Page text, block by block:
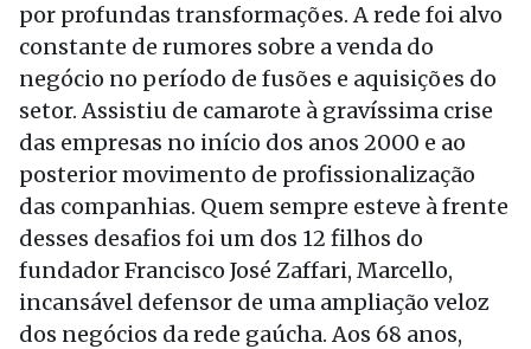
por profundas transformações. A rede foi alvo
constante de rumores sobre a venda do
negócio no período de fusões e aquisições do
setor. Assistiu de camarote à gravíssima crise
das empresas no início dos anos 2000 e ao
posterior movimento de profissionalização
das companhias. Quem sempre esteve à frente
desses desafios foi um dos 12 filhos do
fundador Francisco José Zaffari, Marcello,
incansável defensor de uma ampliação veloz
dos negócios da rede gaúcha. Aos 68 anos,